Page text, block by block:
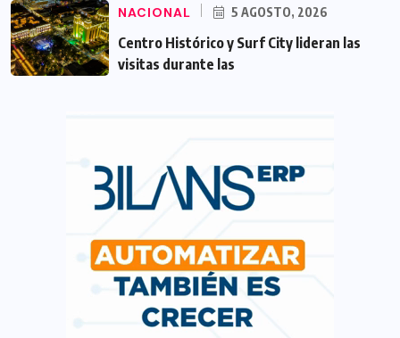
NACIONAL 5 AGOSTO, 2026
Centro Histórico y Surf City lideran las
visitas durante las